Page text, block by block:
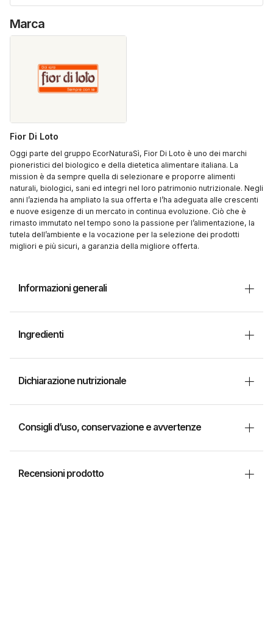
Marca
Fior Di Loto
Oggi parte del gruppo EcorNaturaSì, Fior Di Loto è uno dei marchi
pioneristici del biologico e della dietetica alimentare italiana. La
mission è da sempre quella di selezionare e proporre alimenti
naturali, biologici, sani ed integri nel loro patrimonio nutrizionale. Negli
anni l’azienda ha ampliato la sua offerta e l’ha adeguata alle crescenti
e nuove esigenze di un mercato in continua evoluzione. Ciò che è
rimasto immutato nel tempo sono la passione per l’alimentazione, la
tutela dell’ambiente e la vocazione per la selezione dei prodotti
migliori e più sicuri, a garanzia della migliore offerta.
Informazioni generali
Ingredienti
Dichiarazione nutrizionale
Consigli d’uso, conservazione e avvertenze
Recensioni prodotto